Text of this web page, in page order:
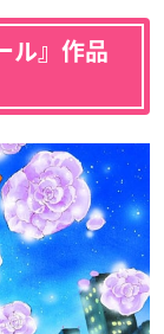
ル』作品